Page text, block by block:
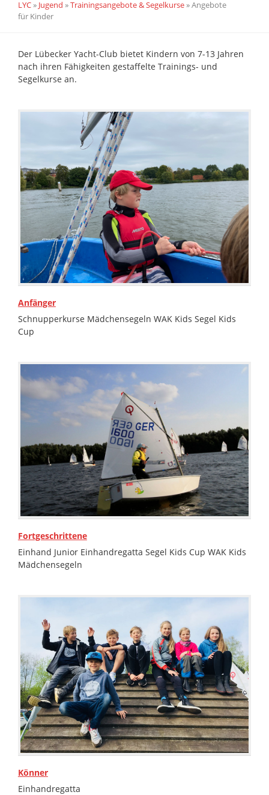
LYC» Jugend »Trainingsangebote & Segelkurse»Angebote
für Kinder
Der Lübecker Yacht-Club bietet Kindern von 7-13 Jahren
nach ihren Fähigkeiten gestaffelte Trainings- und
Segelkurse an.
Anfänger
Schnupperkurse Mädchensegeln WAK Kids Segel Kids
Cup
Fortgeschrittene
Einhand Junior Einhandregatta Segel Kids Cup WAK Kids
Mädchensegeln
Könner
Einhandregatta